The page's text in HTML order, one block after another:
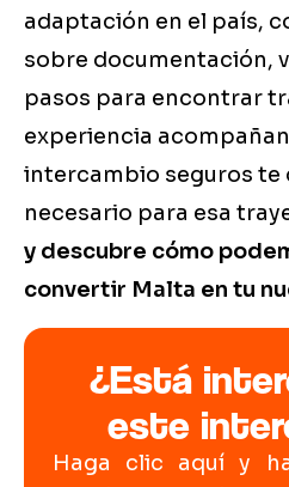
adaptación en el país,
sobre documentación,
pasos para encontrar
experiencia
intercambio seguros te
necesario para esa
y descubre cómo
convertir Malta en tu
¿Está
este
Haga clic aquí y